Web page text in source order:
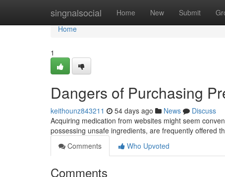
singnalsocial Home New Submit
Home
Home
1
Dangers of Purchasing
keithounz843211 54 days ago News
Discuss
Acquiring medication from websites might seem
possessing unsafe ingredients, are frequently offered
Comments
Who Upvoted
Comments